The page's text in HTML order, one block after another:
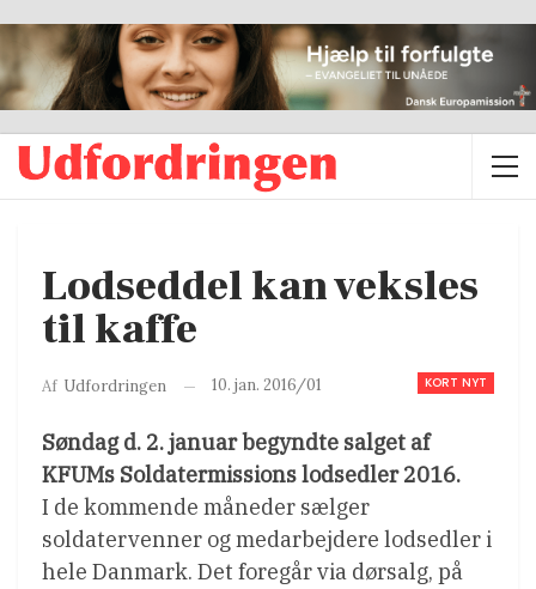
Lodseddel kan veksles
til kaffe
KORT NYT
Af Udfordringen 10. jan. 2016/01
Søndag d. 2. januar begyndte salget af
KFUMs Soldatermissions lodsedler 2016.
I de kommende måneder sælger
soldatervenner og medarbejdere lodsedler i
hele Danmark. Det foregår via dørsalg, på